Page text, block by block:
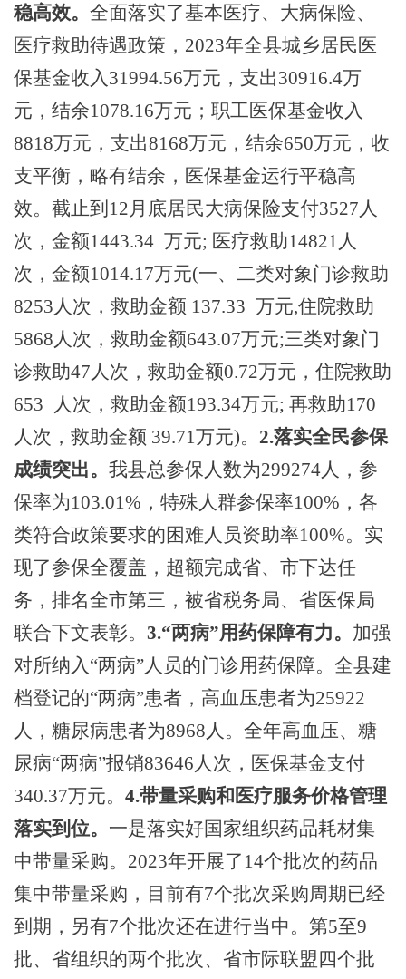
稳高效。 全面落实了基本医疗、大病保险、
医疗救助待遇政策， 2023年全县城乡居民医
保基金收入31994.56万元，支出30916.4万
元，结余1078.16万元；职工医保基金收入
8818万元，支出8168万元，结余650万元，收
支平衡，略有结余，医保基金运行平稳高
效。截止到1 2 月底居民大病保险支付3527 人
次，金额1443.34 万元; 医疗救助14821 人
次，金额1014.17万元(一、二类对象门诊救助
8253 人次，救助金额 137.33 万元,住院救助
5868 人次，救助金额643.07万元;三类对象门
诊救助47 人次，救助金额0.72万元，住院救助
653
人次，救助金额193.34万元; 再救助170
人次，救助金额 39.71万元)。 2.落实全民参保
成绩突出。 我县总参保人数为299274人，参
保率为103.01%，特殊人群参保率100%，各
类符合政策要求的困难人员资助率100%。实
现了参保全覆盖，超额完成省、市下达任
务，排名全市第三，被省税务局、省医保局
联合下文表彰。 3.“两病”用药保障有力。 加强
对所纳入 “两病”人员的门诊用药保障。全县建
档登记的“两病”患者，高血压患者为25922
人，糖尿病患者为8968人。全年高血压、糖
尿病“两病”报销83646人次，医保基金支付
340.37万元。 4.带量采购和医疗服务价格管理
落实到位。 一是落实好国家组织药品耗材集
中带量采购。 2023年开展了14个批次的药品
集中带量采购，目前有7个批次采购周期已经
到期，另有7个批次还在进行当中。第5至9
批、省组织的两个批次、省市际联盟四个批